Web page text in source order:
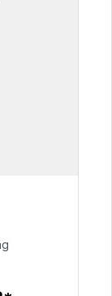
levertijd